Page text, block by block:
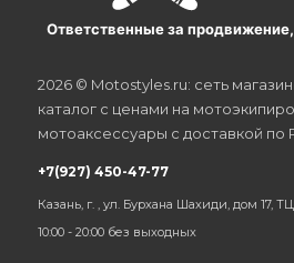
Ответственные за
2026 © Motostyles.ru: сеть
каталог с ценами на
мотоаксессуары с доставкой по
+7(927) 450-47-77
Казань, г. , ул. Бурхана Шахиди, дом 17,
10:00 - 20:00 без выходных